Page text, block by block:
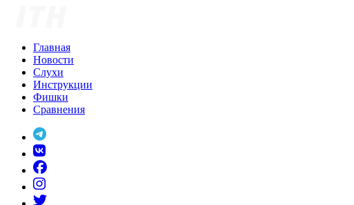
Главная
Новости
Слухи
Инструкции
Фишки
Сравнения